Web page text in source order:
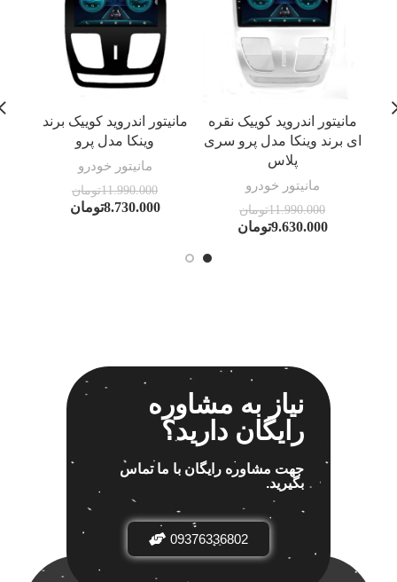
مانیتور اندروید کوییک نقره
ای برند وینکا مدل پرو سری
پلاس
مانیتور خودرو
11.990.000تومان
9.630.000تومان
مانیتور اندروید کوییک برند
وینکا مدل پرو
مانیتور خودرو
11.990.000تومان
8.730.000تومان
نیاز به مشاوره
رایگان دارید؟
جهت مشاوره رایگان با ما تماس
بگیرید.
09376336802